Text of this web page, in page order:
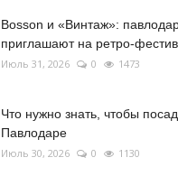
Bosson и «Винтаж»:
приглашают на ретро-
Июль 31, 2026 0 1473
Что нужно знать, чтобы
Павлодаре
Июль 30, 2026 0 1130